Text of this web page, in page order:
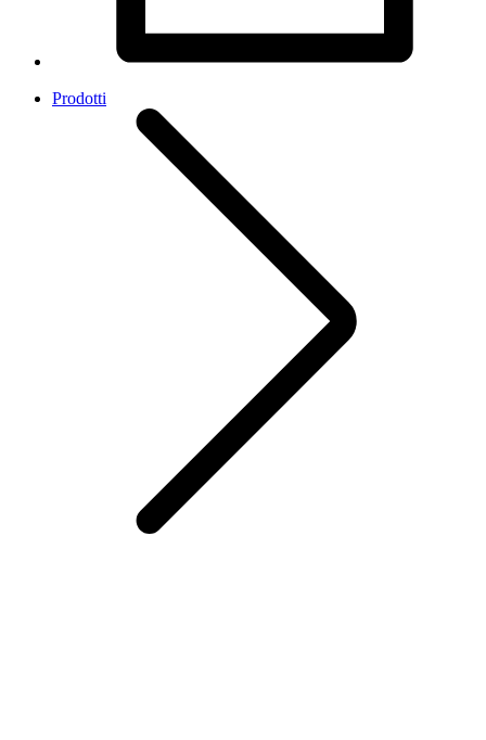
Prodotti